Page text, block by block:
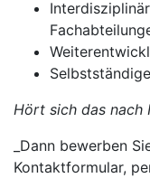
Hört sich das nach
_Dann bewerben
Kontaktformular,